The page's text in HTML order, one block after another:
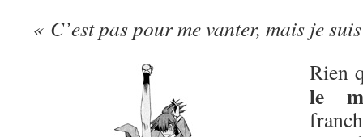
« C’est pas pour me vanter, mais je
Rien
le